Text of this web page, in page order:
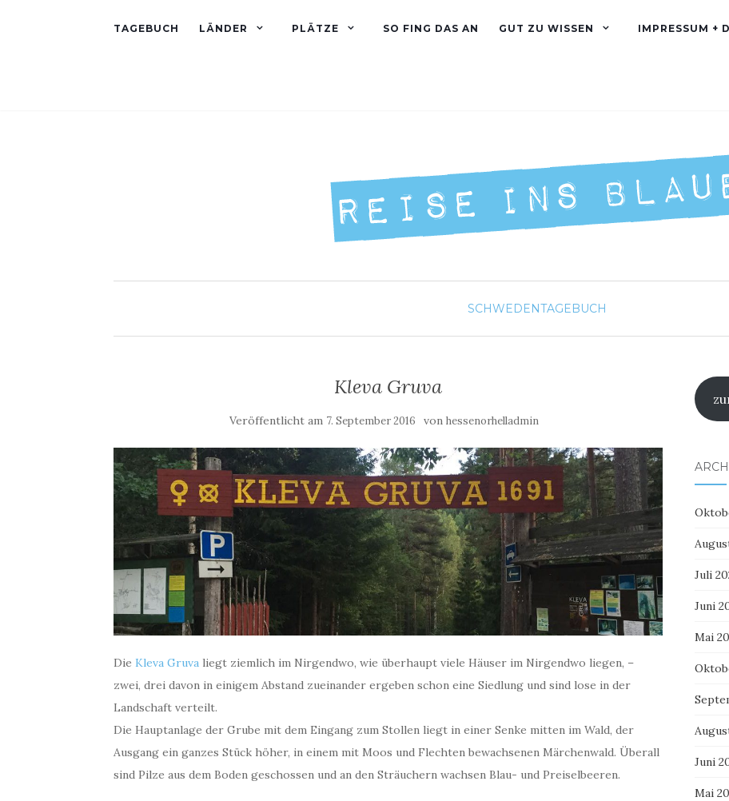
TAGEBUCH LÄNDER PLÄTZE SO FING DAS AN GUT ZU WISSEN IMPRESSUM +
SCHWEDENTAGEBUCH
Kleva Gruva
Veröffentlicht am 7. September 2016 von hessenorhelladmin
Die Kleva Gruva liegt ziemlich im Nirgendwo, wie überhaupt viele Häuser im Nirgendwo liegen, –
zwei, drei davon in einigem Abstand zueinander ergeben schon eine Siedlung und sind lose in der
Landschaft verteilt.
Die Hauptanlage der Grube mit dem Eingang zum Stollen liegt in einer Senke mitten im Wald, der
Ausgang ein ganzes Stück höher, in einem mit Moos und Flechten bewachsenen Märchenwald. Überall
sind Pilze aus dem Boden geschossen und an den Sträuchern wachsen Blau- und Preiselbeeren.
Juli
Juni
Mai
Juni
Mai